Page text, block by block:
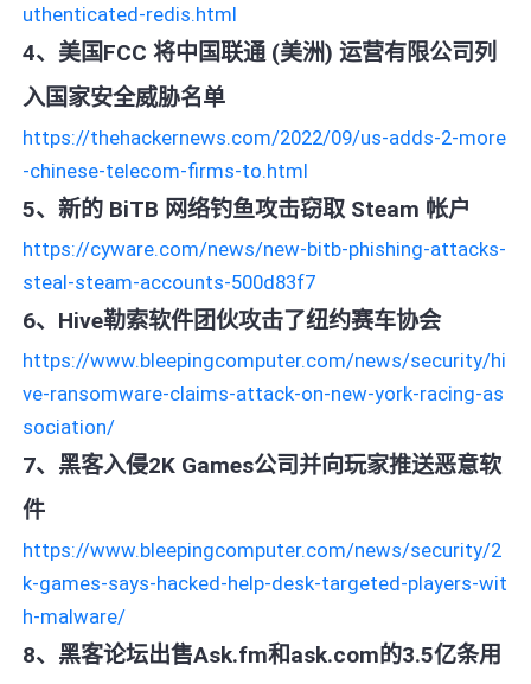
uthenticated-redis.html
4、美国FCC 将中国联通 (美洲) 运营有限公司列
入国家安全威胁名单
https://thehackernews.com/2022/09/us-adds-2-more
-chinese-telecom-firms-to.html
5、新的 BiTB 网络钓鱼攻击窃取 Steam 帐户
https://cyware.com/news/new-bitb-phishing-attacks-
steal-steam-accounts-500d83f7
6、Hive勒索软件团伙攻击了纽约赛车协会
https://www.bleepingcomputer.com/news/security/hi
ve-ransomware-claims-attack-on-new-york-racing-as
sociation/
7、黑客入侵2K Games公司并向玩家推送恶意软
件
https://www.bleepingcomputer.com/news/security/2
k-games-says-hacked-help-desk-targeted-players-wit
h-malware/
8、黑客论坛出售Ask.fm和ask.com的3.5亿条用